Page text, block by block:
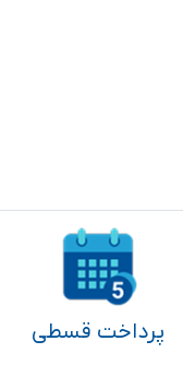
پرداخت قسطی